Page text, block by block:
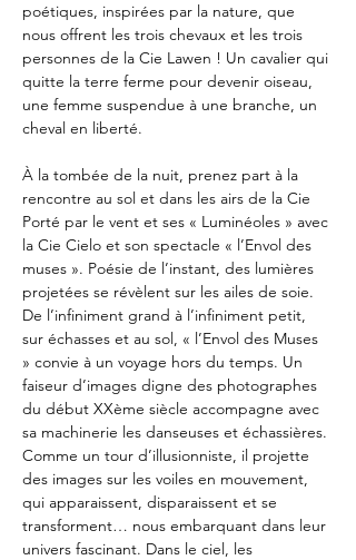
poétiques, inspirées par la nature, que
nous offrent les trois chevaux et les trois
personnes de la Cie Lawen ! Un cavalier qui
quitte la terre ferme pour devenir oiseau,
une femme suspendue à une branche, un
cheval en liberté.
À la tombée de la nuit, prenez part à la
rencontre au sol et dans les airs de la Cie
Porté par le vent et ses « Luminéoles » avec
la Cie Cielo et son spectacle « l’Envol des
muses ». Poésie de l’instant, des lumières
projetées se révèlent sur les ailes de soie.
De l’infiniment grand à l’infiniment petit,
sur échasses et au sol, « l’Envol des Muses
» convie à un voyage hors du temps. Un
faiseur d’images digne des photographes
du début XXème siècle accompagne avec
sa machinerie les danseuses et échassières.
Comme un tour d’illusionniste, il projette
des images sur les voiles en mouvement,
qui apparaissent, disparaissent et se
transforment… nous embarquant dans leur
univers fascinant. Dans le ciel, les